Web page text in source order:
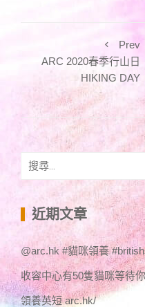
Prev
ARC 2020春季行山日
HIKING DAY
搜
鍵 近期文章
@arc.hk #貓咪領養
收容中心有50隻貓咪等待
領養英短 arc.hk/